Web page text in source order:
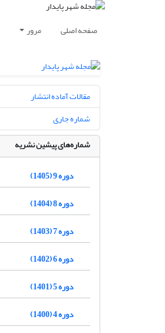
صفحه اصلی مرور
مقالات آماده انتشار
شماره جاری
شماره‌های پیشین نشریه
دوره 9 (1405)
دوره 8 (1404)
دوره 7 (1403)
دوره 6 (1402)
دوره 5 (1401)
دوره 4 (1400)